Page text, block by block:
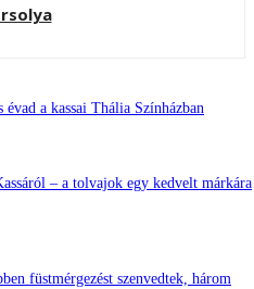
a kassai Thália Színházban
– a tolvajok egy kedvelt márkára
füstmérgezést szenvedtek, három